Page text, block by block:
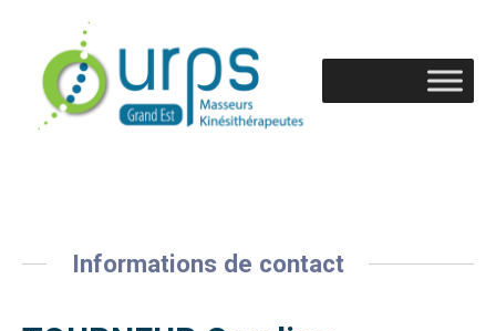
Informations de contact